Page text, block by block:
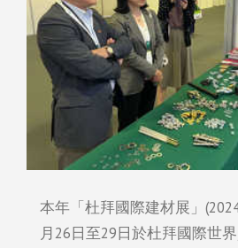
本年「杜拜國際建材展」
月26日至29日於杜拜國際世